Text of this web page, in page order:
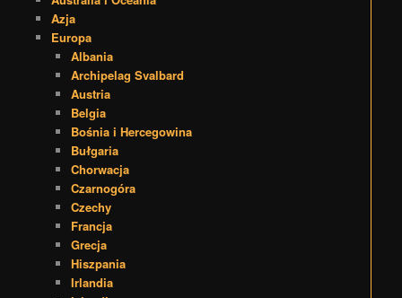
Azja
Europa
Albania
Archipelag Svalbard
Austria
Belgia
Bośnia i Hercegowina
Bułgaria
Chorwacja
Czarnogóra
Czechy
Francja
Grecja
Hiszpania
Irlandia